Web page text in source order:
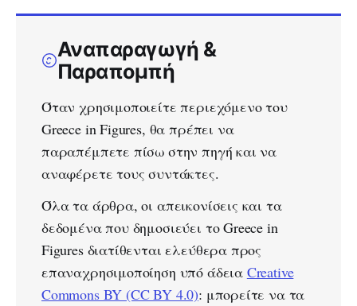
Αναπαραγωγή &
Παραπομπή
Όταν χρησιμοποιείτε περιεχόμενο του
Greece in Figures, θα πρέπει να
παραπέμπετε πίσω στην πηγή και να
αναφέρετε τους συντάκτες.
Όλα τα άρθρα, οι απεικονίσεις και τα
δεδομένα που δημοσιεύει το Greece in
Figures διατίθενται ελεύθερα προς
επαναχρησιμοποίηση υπό άδεια Creative
Commons BY (CC BY 4.0): μπορείτε να τα